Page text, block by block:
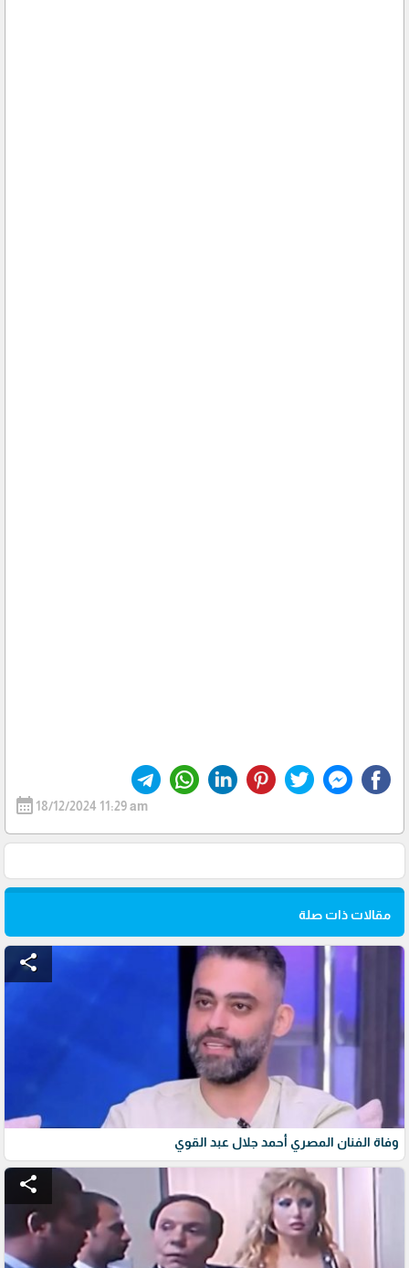
calendar_month 18/12/2024 11:29 am
مقالات ذات صلة
share
وفاة الفنان المصري أحمد جلال عبد القوي
share